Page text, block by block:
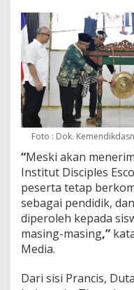
Foto : Dok.
“Meski akan
Institut Disciples
peserta tetap
sebagai pendidik,
diperoleh kepada
masing-masing,”
Media.
Dari sisi Prancis,